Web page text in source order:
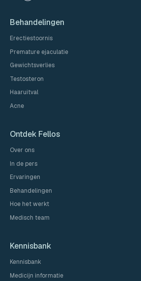
Behandelingen
Erectiestoornis
Premature ejaculatie
Gewichtsverlies
Testosteron
Haaruitval
Acne
Ontdek Fellos
Over ons
In de pers
Ervaringen
Behandelingen
Hoe het werkt
Medisch team
Kennisbank
Kennisbank
Medicijn informatie